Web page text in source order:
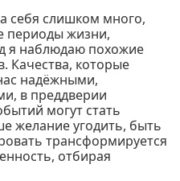
себя слишком много,
периоды жизни,
я наблюдаю похожие
Качества, которые
надёжными,
в преддверии
могут стать
желание угодить, быть
трансформируется
отбирая